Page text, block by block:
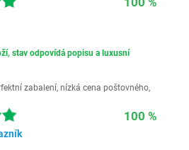
stav odpovídá popisu a luxusní
zabalení, nízká cena poštovného,
100 %